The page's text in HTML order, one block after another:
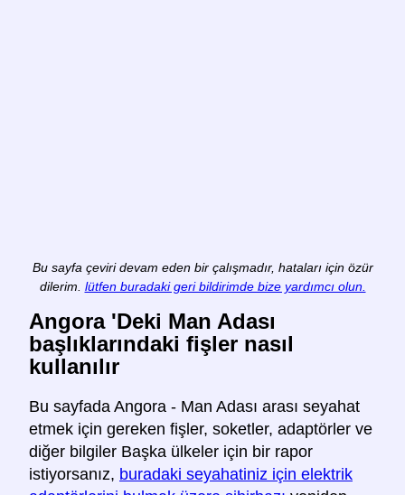
Bu sayfa çeviri devam eden bir çalışmadır, hataları için özür
dilerim. lütfen buradaki geri bildirimde bize yardımcı olun.
Angora 'Deki Man Adası
başlıklarındaki fişler nasıl
kullanılır
Bu sayfada Angora - Man Adası arası seyahat
etmek için gereken fişler, soketler, adaptörler ve
diğer bilgiler Başka ülkeler için bir rapor
istiyorsanız, buradaki seyahatiniz için elektrik